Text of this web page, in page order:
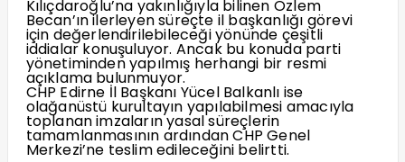
Kılıçdaroğlu’na yakınlığıyla bilinen Özlem
Becan’ın ilerleyen süreçte il başkanlığı görevi
için değerlendirilebileceği yönünde çeşitli
iddialar konuşuluyor. Ancak bu konuda parti
yönetiminden yapılmış herhangi bir resmi
açıklama bulunmuyor.
CHP Edirne İl Başkanı Yücel Balkanlı ise
olağanüstü kurultayın yapılabilmesi amacıyla
toplanan imzaların yasal süreçlerin
tamamlanmasının ardından CHP Genel
Merkezi’ne teslim edileceğini belirtti.